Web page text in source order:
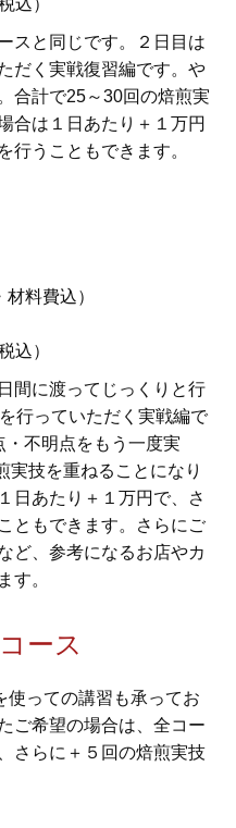
スと同じです。２日目は
だく実戦復習編です。や
合計で25～30回の焙煎実
合は１日あたり＋１万円
行うこともできます。
料費込）
込）
間に渡ってじっくりと行
行っていただく実戦編で
不明点をもう一度実
実技を重ねることになり
日あたり＋１万円で、さ
ともできます。さらにご
ど、参考になるお店やカ
す。
ース
使っての講習も承ってお
ご希望の場合は、全コー
さらに＋５回の焙煎実技